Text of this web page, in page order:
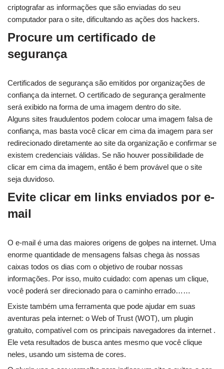
criptografar as informações que são enviadas do seu
computador para o site, dificultando as ações dos hackers.
Procure um certificado de
segurança
Certificados de segurança são emitidos por organizações de
confiança da internet. O certificado de segurança geralmente
será exibido na forma de uma imagem dentro do site.
Alguns sites fraudulentos podem colocar uma imagem falsa de
confiança, mas basta você clicar em cima da imagem para ser
redirecionado diretamente ao site da organização e confirmar se
existem credenciais válidas. Se não houver possibilidade de
clicar em cima da imagem, então é bem provável que o site
seja duvidoso.
Evite clicar em links enviados por e-
mail
O e-mail é uma das maiores origens de golpes na internet. Uma
enorme quantidade de mensagens falsas chega às nossas
caixas todos os dias com o objetivo de roubar nossas
informações. Por isso, muito cuidado: com apenas um clique,
você poderá ser direcionado para o caminho errado……
Existe também uma ferramenta que pode ajudar em suas
aventuras pela internet: o Web of Trust (WOT), um plugin
gratuito, compatível com os principais navegadores da internet .
Ele veta resultados de busca antes mesmo que você clique
neles, usando um sistema de cores.